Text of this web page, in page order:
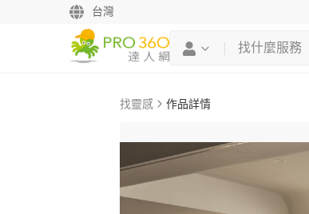
台灣
找靈感 作品詳情